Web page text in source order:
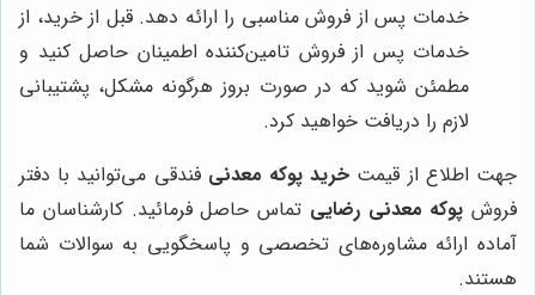
خدمات پس از فروش مناسبی را ارائه دهد. قبل از خرید، از
خدمات پس از فروش تامین‌کننده اطمینان حاصل کنید و
مطمئن شوید که در صورت بروز هرگونه مشکل، پشتیبانی
لازم را دریافت خواهید کرد.
جهت اطلاع از قیمت خرید پوکه معدنی فندقی می‌توانید با دفتر
فروش پوکه معدنی رضایی تماس حاصل فرمائید. کارشناسان ما
آماده ارائه مشاوره‌های تخصصی و پاسخگویی به سوالات شما
هستند.